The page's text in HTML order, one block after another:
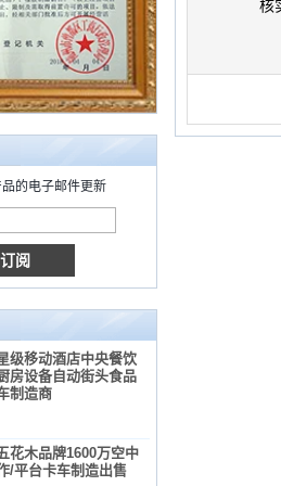
的电子邮件更新
级移动酒店中央餐饮
房设备自动街头食品
制造商
花木品牌1600万空中
/平台卡车制造出售
核